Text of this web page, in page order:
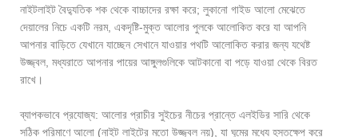
নাইটলাইট বৈদ্যুতিক শক থেকে বাচ্চাদের রক্ষা করে; লুকানো গাইড আলো মেঝেতে
দেয়ালের নিচে একটি নরম, একদৃষ্টি-মুক্ত আলোর পুলকে আলোকিত করে যা আপনি
আপনার বাড়িতে যেখানে যাচ্ছেন সেখানে যাওয়ার পথটি আলোকিত করার জন্য যথেষ্ট
উজ্জ্বল, মধ্যরাতে আপনার পায়ের আঙ্গুলগুলিকে আটকানো বা পড়ে যাওয়া থেকে বিরত
রাখে।
ব্যাপকভাবে প্রযোজ্য: আলোর প্রাচীর সুইচের নীচের প্রান্তে এলইডির সারি থেকে
সঠিক পরিমাণে আলো (নাইট লাইটের মতো উজ্জ্বল নয়), যা ঘুমের মধ্যে হস্তক্ষেপ করে